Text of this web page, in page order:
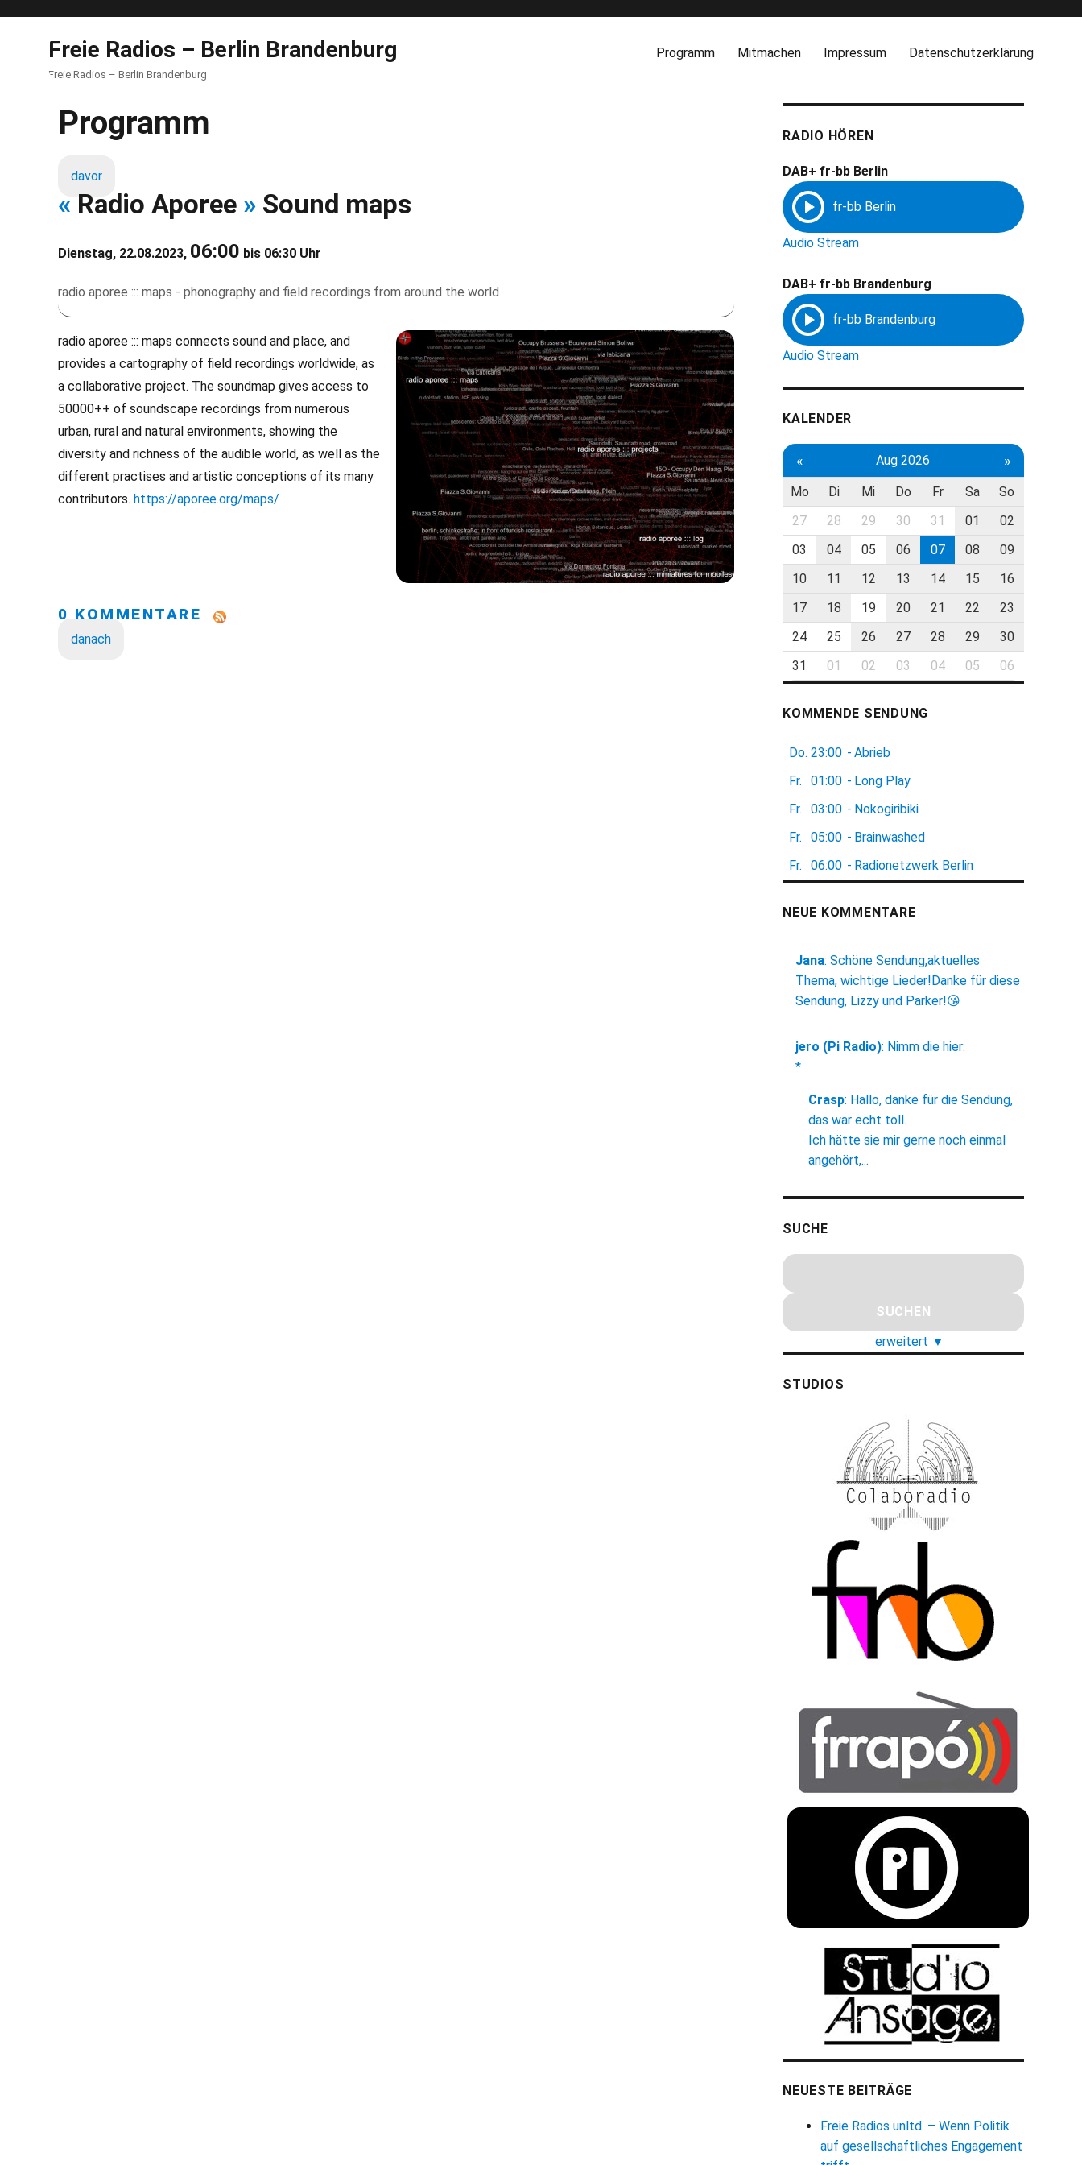
Freie Radios – Berlin Brandenburg
Freie Radios – Berlin Brandenburg
Programm Mitmachen Impressum Datenschutzerklärung
Programm
davor
« Radio Aporee » Sound maps
Dienstag, 22.08.2023, 06:00 bis 06:30 Uhr
radio aporee ::: maps - phonography and field recordings from around the world
radio aporee ::: maps connects sound and place, and
provides a cartography of field recordings worldwide, as
a collaborative project. The soundmap gives access to
50000++ of soundscape recordings from numerous
urban, rural and natural environments, showing the
diversity and richness of the audible world, as well as the
different practises and artistic conceptions of its many
contributors. https://aporee.org/maps/
0 KOMMENTARE
danach
RADIO HÖREN
DAB+ fr-bb Berlin
Audio Stream
DAB+ fr-bb Brandenburg
Audio Stream
KALENDER
« Aug 2026 »
Mo Di Mi Do Fr Sa
So
27
28 29 30 31 01
02
03
04 05 06 07 08
09
10
11 12 13 14 15
16
17
18 19 20 21 22
23
24
25 26 27 28 29
30
31
01 02 03 04 05 06
KOMMENDE SENDUNG
Do. 23:00 - Abrieb
Fr.
01:00 - Long Play
Fr.
03:00 - Nokogiribiki
Fr.
05:00 - Brainwashed
Fr.
06:00 - Radionetzwerk Berlin
NEUE KOMMENTARE
Jana: Schöne Sendung,aktuelles
Thema, wichtige Lieder!Danke für diese
Sendung, Lizzy und Parker!😘
jero (Pi Radio): Nimm die hier:
*
Crasp: Hallo, danke für die Sendung,
das war echt toll.
Ich hätte sie mir gerne noch einmal
angehört,...
SUCHE
erweitert ▼
STUDIOS
NEUESTE BEITRÄGE
Freie Radios unltd. – Wenn Politik
auf gesellschaftliches Engagement